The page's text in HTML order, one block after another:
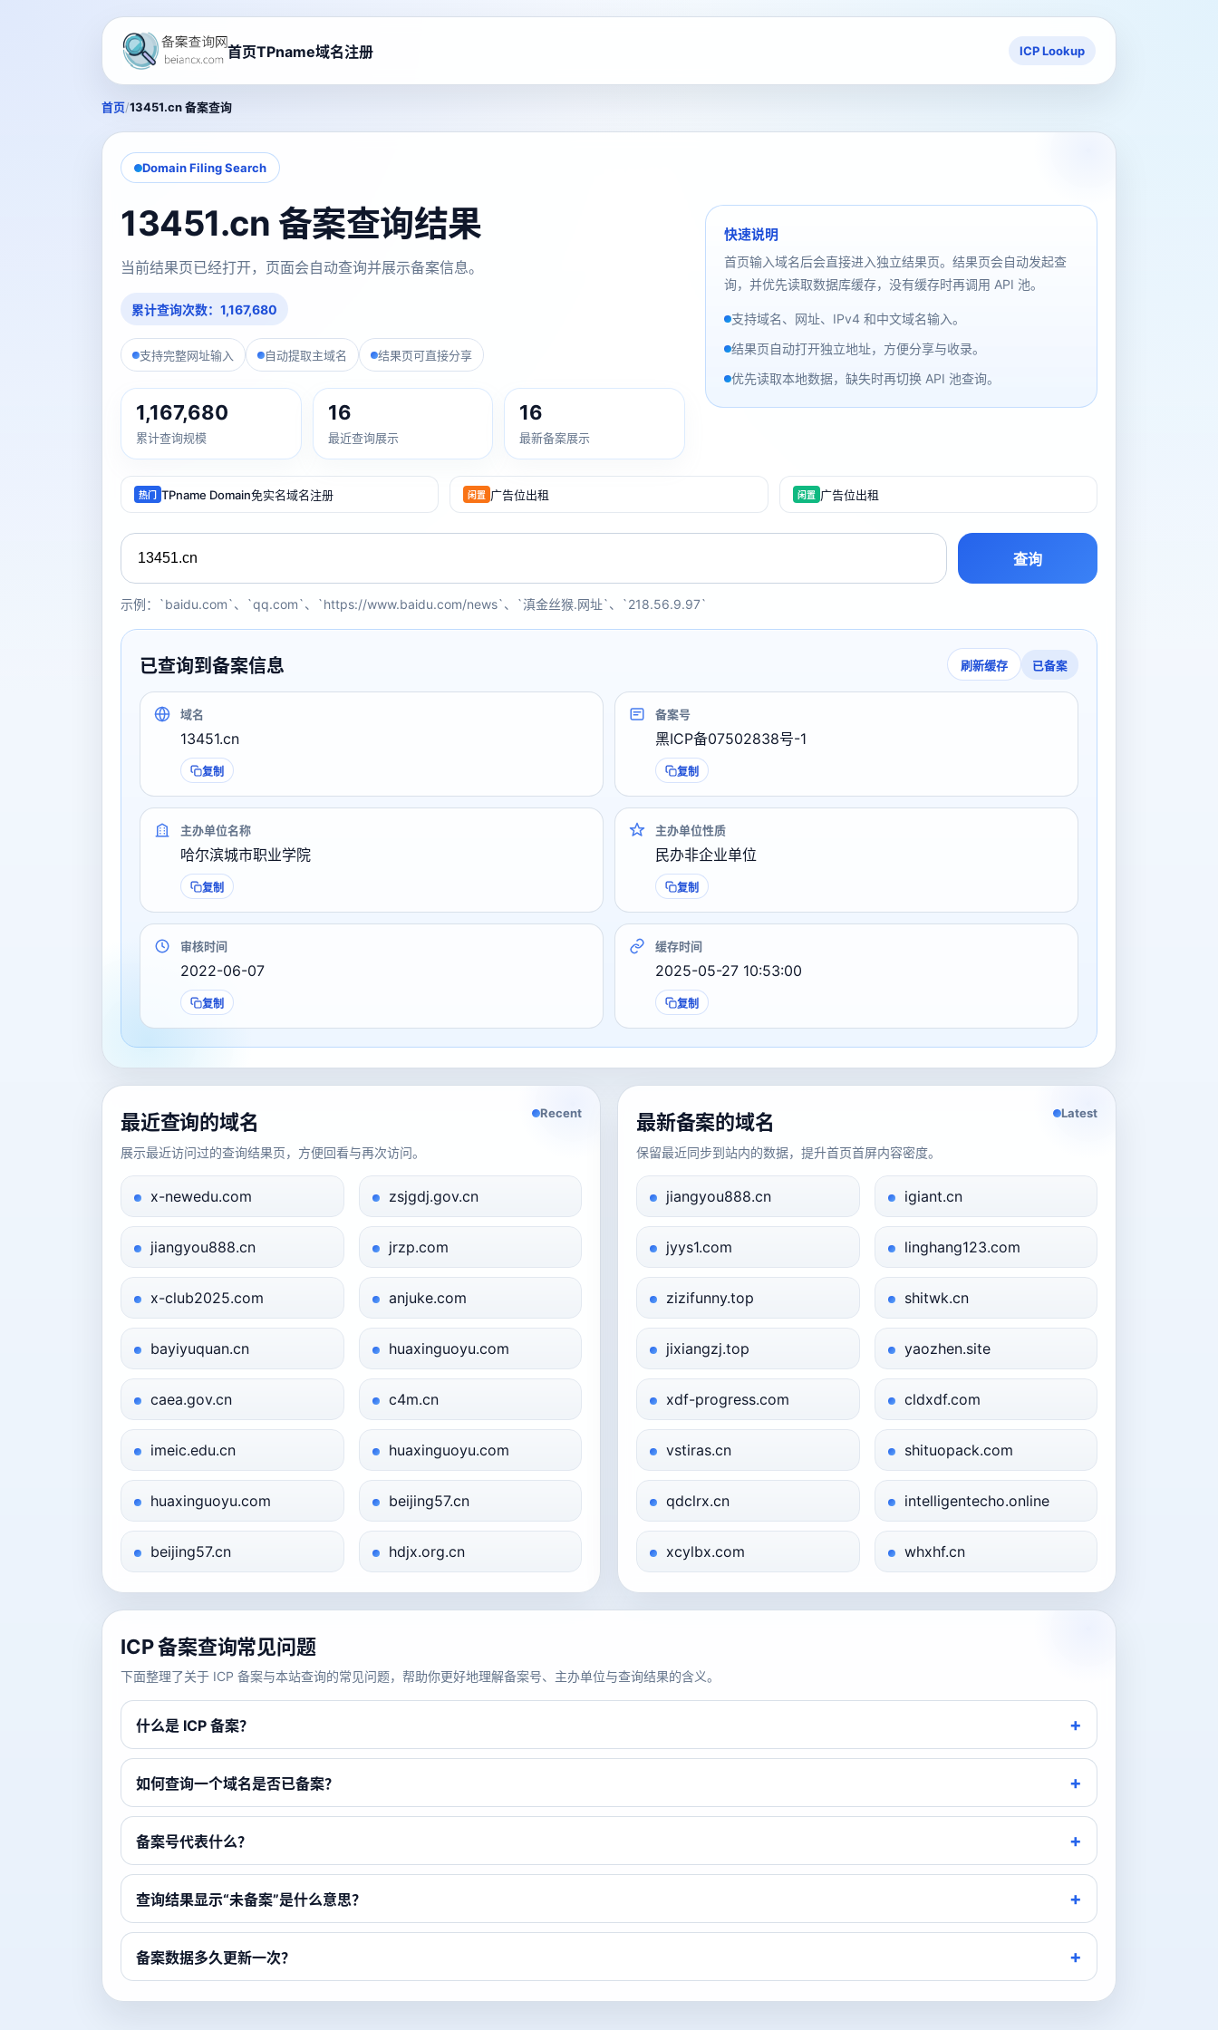
首页TPname域名注册 ICP Lookup
首页/13451.cn 备案查询
Domain Filing Search
13451.cn 备案查询结果
当前结果页已经打开，页面会自动查询并展示备案信息。
累计查询次数：1,167,680
支持完整网址输入 自动提取主域名 结果页可直接分享
1,167,680
累计查询规模
16
最近查询展示
16
最新备案展示
快速说明
首页输入域名后会直接进入独立结果页。结果页会自动发起查
询，并优先读取数据库缓存，没有缓存时再调用 API 池。
支持域名、网址、IPv4 和中文域名输入。
结果页自动打开独立地址，方便分享与收录。
优先读取本地数据，缺失时再切换 API 池查询。
热门 TPname Domain免实名域名注册 闲置 广告位出租 闲置 广告位出租
查询
示例：`baidu.com`、`qq.com`、`https://www.baidu.com/news`、`滇金丝猴.网址`、`218.56.9.97`
已查询到备案信息 刷新缓存 已备案
域名
13451.cn
复制
备案号
黑ICP备07502838号-1
复制
主办单位名称
哈尔滨城市职业学院
复制
主办单位性质
民办非企业单位
复制
审核时间
2022-06-07
复制
缓存时间
2025-05-27 10:53:00
复制
最近查询的域名
展示最近访问过的查询结果页，方便回看与再次访问。
Recent
x-newedu.com zsjgdj.gov.cn
jiangyou888.cn jrzp.com
x-club2025.com anjuke.com
bayiyuquan.cn huaxinguoyu.com
caea.gov.cn c4m.cn
imeic.edu.cn huaxinguoyu.com
huaxinguoyu.com beijing57.cn
beijing57.cn hdjx.org.cn
最新备案的域名
保留最近同步到站内的数据，提升首页首屏内容密度。
Latest
jiangyou888.cn igiant.cn
jyys1.com linghang123.com
zizifunny.top shitwk.cn
jixiangzj.top yaozhen.site
xdf-progress.com cldxdf.com
vstiras.cn shituopack.com
qdclrx.cn intelligentecho.online
xcylbx.com whxhf.cn
ICP 备案查询常见问题
下面整理了关于 ICP 备案与本站查询的常见问题，帮助你更好地理解备案号、主办单位与查询结果的含义。
什么是 ICP 备案？
如何查询一个域名是否已备案？
备案号代表什么？
查询结果显示“未备案”是什么意思？
备案数据多久更新一次？